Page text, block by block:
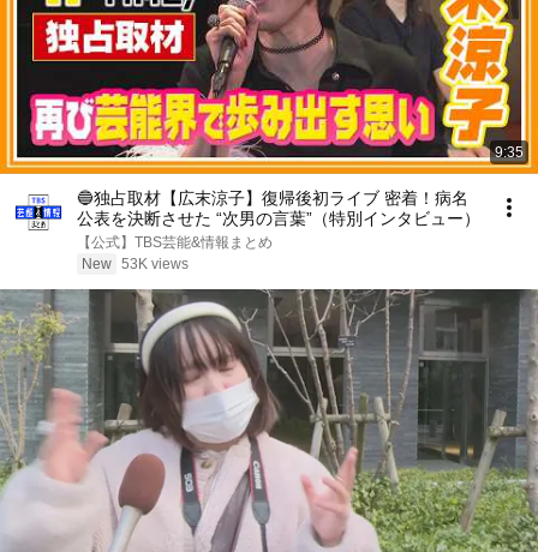
9:35
🔵独占取材【広末涼子】復帰後初ライブ 密着！病名
公表を決断させた “次男の言葉”（特別インタビュー）
【公式】TBS芸能&情報まとめ
New 53K views